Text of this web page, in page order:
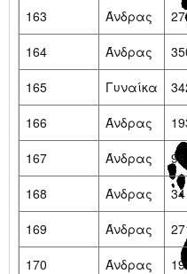
163 Άνδρας
164
Άνδρας
165
Γυναίκα
166
Άνδρας
167
Άνδρας 96
168
Άνδρας 34
169
Άνδρας
170
Άνδρας 199